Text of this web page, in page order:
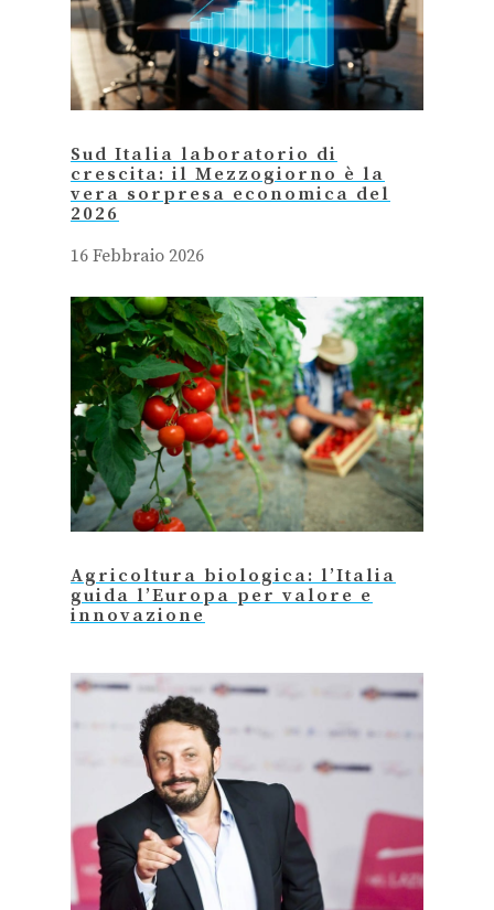
Sud Italia laboratorio di
crescita: il Mezzogiorno è la
vera sorpresa economica del
2026
16 Febbraio 2026
Agricoltura biologica: l’Italia
guida l’Europa per valore e
innovazione